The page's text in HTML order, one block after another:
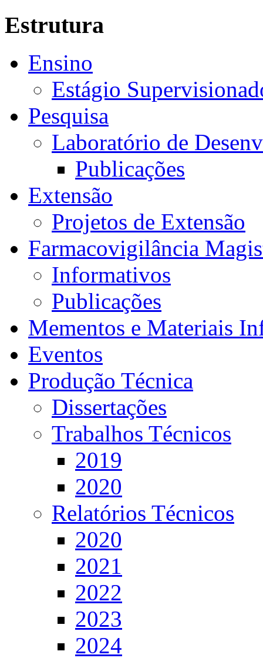
Estrutura
Ensino
Estágio
Pesquisa
Laboratório de
Publicações
Extensão
Projetos de Extensão
Farmacovigilância
Informativos
Publicações
Mementos e Materiais
Eventos
Produção Técnica
Dissertações
Trabalhos Técnicos
2019
2020
Relatórios Técnicos
2020
2021
2022
2023
2024